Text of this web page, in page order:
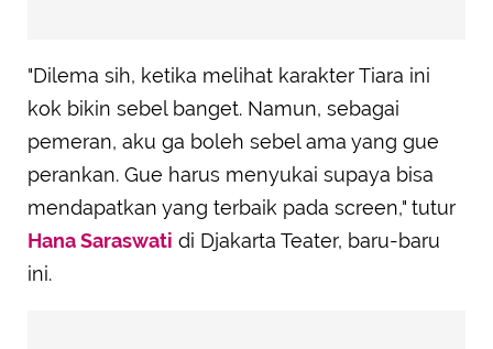
"Dilema sih, ketika melihat karakter Tiara ini
kok bikin sebel banget. Namun, sebagai
pemeran, aku ga boleh sebel ama yang gue
perankan. Gue harus menyukai supaya bisa
mendapatkan yang terbaik pada screen," tutur
Hana Saraswati di Djakarta Teater, baru-baru
ini.